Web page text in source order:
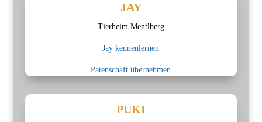
JAY
Tierheim Mentlberg
Jay kennenlernen
Patenschaft übernehmen
PUKI